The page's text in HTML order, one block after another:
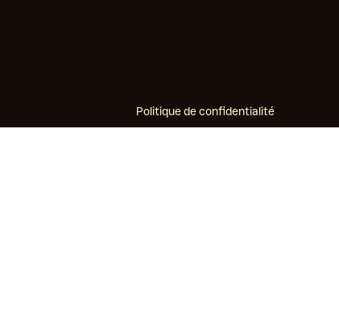
Politique de confidentialité